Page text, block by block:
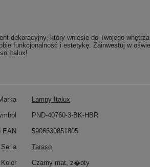
dekoracyjny, który wniesie do Twojego
funkcjonalność i estetykę. Zainwestuj w
Italux!
Lampy Italux
PND-40760-3-BK-HBR
EAN 5906630851805
Seria Taraso
Kolor
Czarny mat, z�oty